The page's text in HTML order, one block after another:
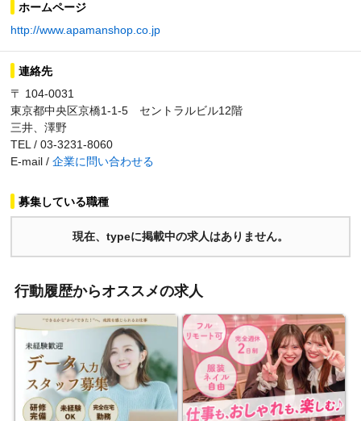
ホームページ
http://www.apamanshop.co.jp
連絡先
〒 104-0031
東京都中央区京橋1-1-5 セントラルビル12階
三井、澤野
TEL / 03-3231-8060
E-mail / 企業に問い合わせる
募集している職種
現在、typeに掲載中の求人はありません。
行動履歴からオススメの求人